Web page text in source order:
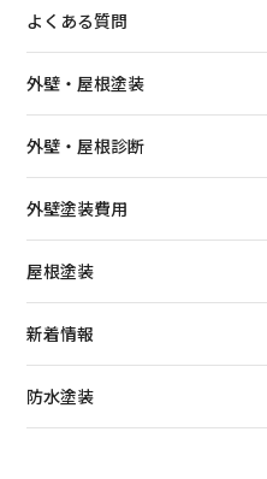
よくある質問
外壁・屋根塗装
外壁・屋根診断
外壁塗装費用
屋根塗装
新着情報
防水塗装